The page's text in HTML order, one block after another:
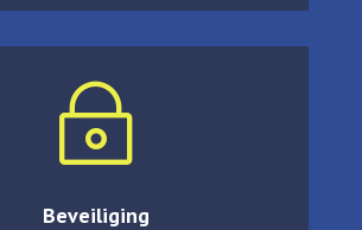
~
Beveiliging